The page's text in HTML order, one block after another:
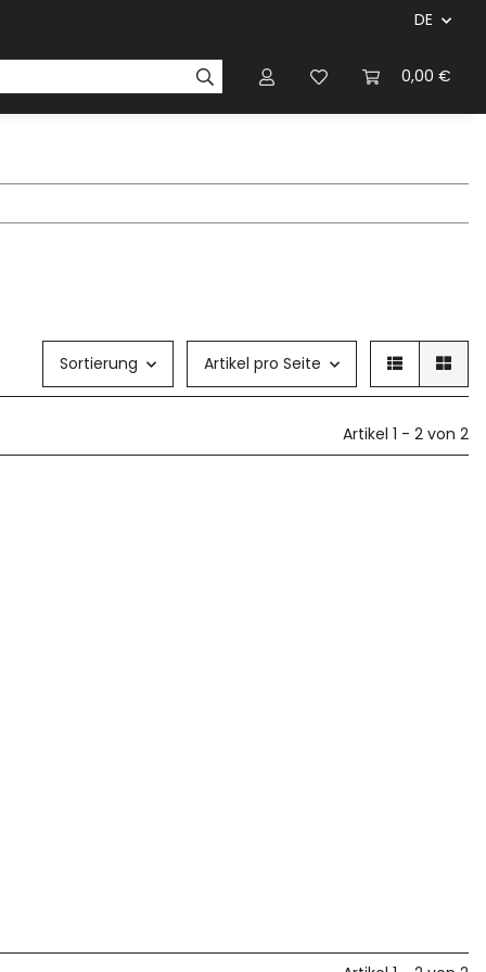
DE
0,00 €
Regelbücher Magazinen &
Sortierung Artikel pro Seite
Artikel 1 - 2 von 2